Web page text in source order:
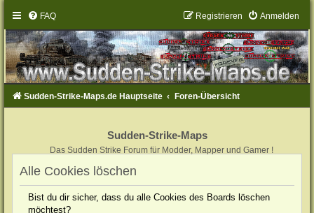
FAQ Anmelden
Registrieren
Sudden-Strike-Maps.de Hauptseite Foren-Übersicht
Sudden-Strike-Maps
Das Sudden Strike Forum für Modder, Mapper und Gamer !
Alle Cookies löschen
Bist du dir sicher, dass du alle Cookies des Boards löschen
möchtest?